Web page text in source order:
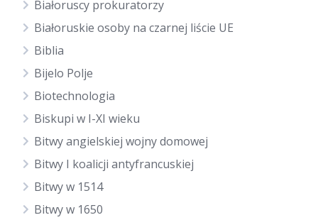
Białoruscy prokuratorzy
Białoruskie osoby na czarnej liście UE
Biblia
Bijelo Polje
Biotechnologia
Biskupi w I-XI wieku
Bitwy angielskiej wojny domowej
Bitwy I koalicji antyfrancuskiej
Bitwy w 1514
Bitwy w 1650